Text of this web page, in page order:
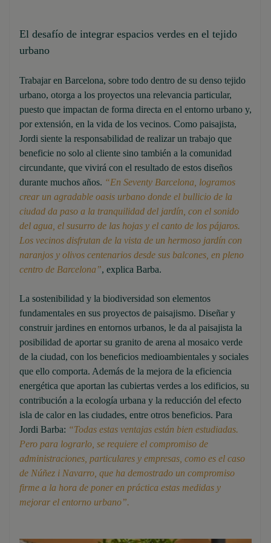
El desafío de integrar espacios verdes en el tejido
urbano
Trabajar en Barcelona, sobre todo dentro de su denso tejido
urbano, otorga a los proyectos una relevancia particular,
puesto que impactan de forma directa en el entorno urbano y,
por extensión, en la vida de los vecinos. Como paisajista,
Jordi siente la responsabilidad de realizar un trabajo que
beneficie no solo al cliente sino también a la comunidad
circundante, que vivirá con el resultado de estos diseños
durante muchos años. “En Seventy Barcelona, logramos
crear un agradable oasis urbano donde el bullicio de la
ciudad da paso a la tranquilidad del jardín, con el sonido
del agua, el susurro de las hojas y el canto de los pájaros.
Los vecinos disfrutan de la vista de un hermoso jardín con
naranjos y olivos centenarios desde sus balcones, en pleno
centro de Barcelona”, explica Barba.
La sostenibilidad y la biodiversidad son elementos
fundamentales en sus proyectos de paisajismo. Diseñar y
construir jardines en entornos urbanos, le da al paisajista la
posibilidad de aportar su granito de arena al mosaico verde
de la ciudad, con los beneficios medioambientales y sociales
que ello comporta. Además de la mejora de la eficiencia
energética que aportan las cubiertas verdes a los edificios, su
contribución a la ecología urbana y la reducción del efecto
isla de calor en las ciudades, entre otros beneficios. Para
Jordi Barba: “Todas estas ventajas están bien estudiadas.
Pero para lograrlo, se requiere el compromiso de
administraciones, particulares y empresas, como es el caso
de Núñez i Navarro, que ha demostrado un compromiso
firme a la hora de poner en práctica estas medidas y
mejorar el entorno urbano”.